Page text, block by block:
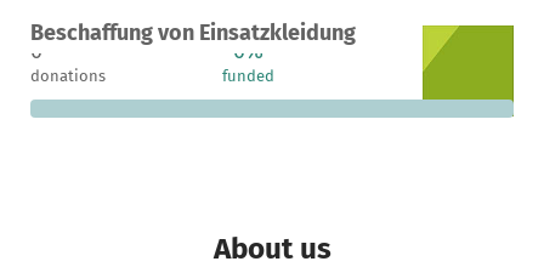
Beschaffung von Einsatzkleidung
A project in Vellberg, Germany
0
donations
0%
funded
About us